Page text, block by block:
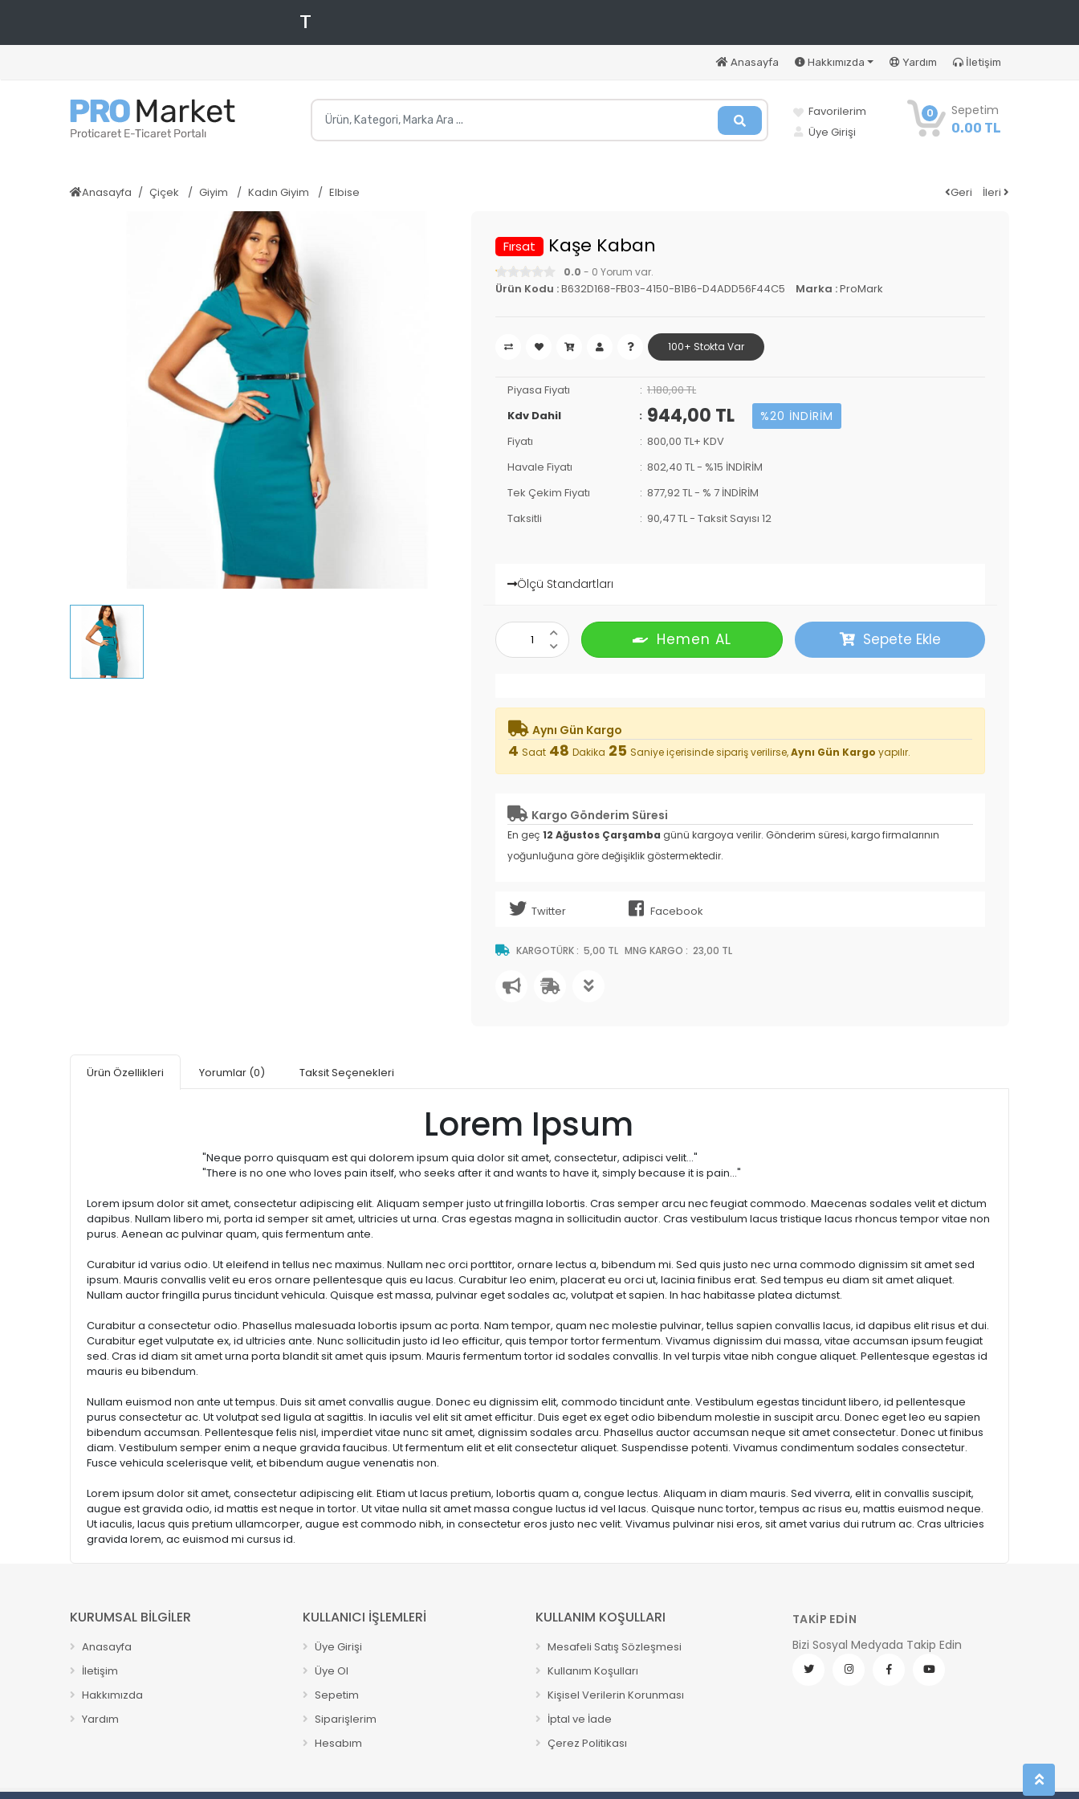
Anasayfa Hakkımızda Yardım İletişim
0 Sepetim
0.00 TL
Favorilerim
Üye Girişi
Anasayfa Çiçek Giyim Kadın Giyim Elbise Geri İleri
Fırsat Kaşe Kaban
0.0 - 0 Yorum var.
Ürün Kodu :B632D168-FB03-4150-B1B6-D4ADD56F44C5 Marka :ProMark
100+ Stokta Var
Piyasa Fiyatı
1.180,00 TL
Kdv Dahil
944,00 TL %20 İNDİRİM
Fiyatı
800,00 TL+ KDV
Havale Fiyatı
802,40 TL- %15 İNDİRİM
Tek Çekim Fiyatı
877,92 TL - % 7 İNDİRİM
Taksitli
90,47 TL- Taksit Sayısı 12
Ölçü Standartları
Hemen AL Sepete Ekle
Aynı Gün Kargo
4 Saat 48 Dakika 25 Saniyeiçerisinde sipariş verilirse,Aynı Gün Kargo yapılır.
Kargo Gönderim Süresi
En geç 12 Ağustos Çarşamba günü kargoya verilir. Gönderim süresi, kargo firmalarının
yoğunluğuna göre değişiklik göstermektedir.
Twitter Facebook
KARGOTÜRK : 5,00 TL MNG KARGO : 23,00 TL
Ürün Özellikleri Yorumlar (0) Taksit Seçenekleri
Lorem Ipsum
"Neque porro quisquam est qui dolorem ipsum quia dolor sit amet, consectetur, adipisci velit..."
"There is no one who loves pain itself, who seeks after it and wants to have it, simply because it is pain..."
Lorem ipsum dolor sit amet, consectetur adipiscing elit. Aliquam semper justo ut fringilla lobortis. Cras semper arcu nec feugiat commodo. Maecenas sodales velit et dictum
dapibus. Nullam libero mi, porta id semper sit amet, ultricies ut urna. Cras egestas magna in sollicitudin auctor. Cras vestibulum lacus tristique lacus rhoncus tempor vitae non
purus. Aenean ac pulvinar quam, quis fermentum ante.
Curabitur id varius odio. Ut eleifend in tellus nec maximus. Nullam nec orci porttitor, ornare lectus a, bibendum mi. Sed quis justo nec urna commodo dignissim sit amet sed
ipsum. Mauris convallis velit eu eros ornare pellentesque quis eu lacus. Curabitur leo enim, placerat eu orci ut, lacinia finibus erat. Sed tempus eu diam sit amet aliquet.
Nullam auctor fringilla purus tincidunt vehicula. Quisque est massa, pulvinar eget sodales ac, volutpat et sapien. In hac habitasse platea dictumst.
Curabitur a consectetur odio. Phasellus malesuada lobortis ipsum ac porta. Nam tempor, quam nec molestie pulvinar, tellus sapien convallis lacus, id dapibus elit risus et dui.
Curabitur eget vulputate ex, id ultricies ante. Nunc sollicitudin justo id leo efficitur, quis tempor tortor fermentum. Vivamus dignissim dui massa, vitae accumsan ipsum feugiat
sed. Cras id diam sit amet urna porta blandit sit amet quis ipsum. Mauris fermentum tortor id sodales convallis. In vel turpis vitae nibh congue aliquet. Pellentesque egestas id
mauris eu bibendum.
Nullam euismod non ante ut tempus. Duis sit amet convallis augue. Donec eu dignissim elit, commodo tincidunt ante. Vestibulum egestas tincidunt libero, id pellentesque
purus consectetur ac. Ut volutpat sed ligula at sagittis. In iaculis vel elit sit amet efficitur. Duis eget ex eget odio bibendum molestie in suscipit arcu. Donec eget leo eu sapien
bibendum accumsan. Pellentesque felis nisl, imperdiet vitae nunc sit amet, dignissim sodales arcu. Phasellus auctor accumsan neque sit amet consectetur. Donec ut finibus
diam. Vestibulum semper enim a neque gravida faucibus. Ut fermentum elit et elit consectetur aliquet. Suspendisse potenti. Vivamus condimentum sodales consectetur.
Fusce vehicula scelerisque velit, et bibendum augue venenatis non.
Lorem ipsum dolor sit amet, consectetur adipiscing elit. Etiam ut lacus pretium, lobortis quam a, congue lectus. Aliquam in diam mauris. Sed viverra, elit in convallis suscipit,
augue est gravida odio, id mattis est neque in tortor. Ut vitae nulla sit amet massa congue luctus id vel lacus. Quisque nunc tortor, tempus ac risus eu, mattis euismod neque.
Ut iaculis, lacus quis pretium ullamcorper, augue est commodo nibh, in consectetur eros justo nec velit. Vivamus pulvinar nisi eros, sit amet varius dui rutrum ac. Cras ultricies
gravida lorem, ac euismod mi cursus id.
KURUMSAL BİLGİLER
Anasayfa
İletişim
Hakkımızda
Yardım
KULLANICI İŞLEMLERİ
Üye Girişi
Üye Ol
Sepetim
Siparişlerim
Hesabım
KULLANIM KOŞULLARI
Mesafeli Satış Sözleşmesi
Kullanım Koşulları
Kişisel Verilerin Korunması
İptal ve İade
Çerez Politikası
TAKİP EDİN
Bizi Sosyal Medyada Takip Edin